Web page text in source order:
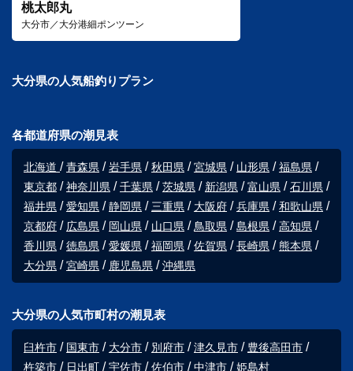
桃太郎丸
大分市／大分港細ポンツーン
大分県の人気船釣りプラン
各都道府県の潮見表
北海道 青森県 岩手県 秋田県 宮城県 山形県
福島県
東京都
神奈川県 千葉県 茨城県 新潟県 富山県
石川県
福井県
愛知県 静岡県 三重県 大阪府 兵庫県
和歌山県
京都府
広島県 岡山県 山口県 鳥取県 島根県
高知県
香川県
徳島県 愛媛県 福岡県 佐賀県 長崎県
熊本県
大分県
宮崎県 鹿児島県 沖縄県
大分県の人気市町村の潮見表
臼杵市 国東市 大分市 別府市 津久見市
豊後高田市
杵築市
日出町 宇佐市 佐伯市 中津市 姫島村